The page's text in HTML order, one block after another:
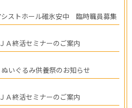
シストホール碓氷安中 臨時職員募集
Ａ終活セミナーのご案内
ぬいぐるみ供養祭のお知らせ
Ａ終活セミナーのご案内